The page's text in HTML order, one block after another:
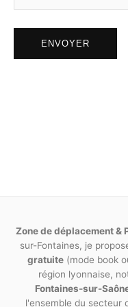
responsabilité.
Article 11
photographe,
être paraphée par
approuvé » doit y
manière manuscrite.
ENVOYER
Zone de déplacement &
sur-Fontaines, je
gratuite(mode book
région lyonnaise,
Fontaines-sur-
l'ensemble du secteur